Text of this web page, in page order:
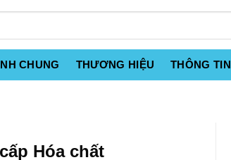
CHUNG THƯƠNG HIỆU THÔNG TIN
Hóa chất